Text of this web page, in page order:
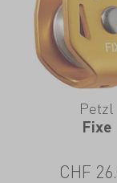
Petzl
Fixe
CHF